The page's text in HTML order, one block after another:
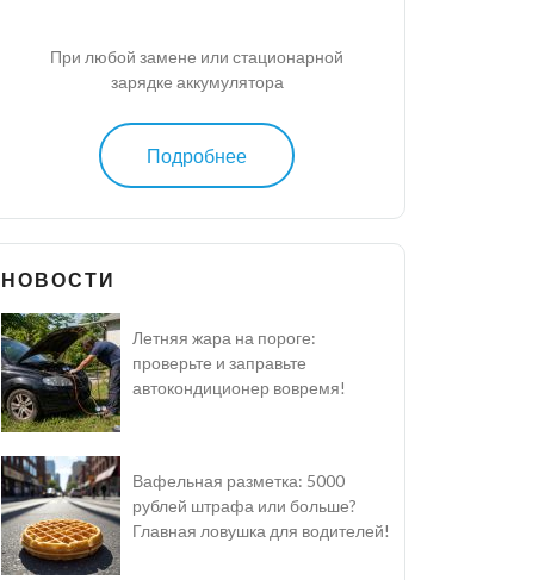
При любой замене или стационарной
зарядке аккумулятора
Подробнее
НОВОСТИ
Летняя жара на пороге:
проверьте и заправьте
автокондиционер вовремя!
Вафельная разметка: 5000
рублей штрафа или больше?
Главная ловушка для водителей!